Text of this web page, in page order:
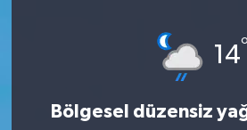
14°
Bölgesel düzensiz